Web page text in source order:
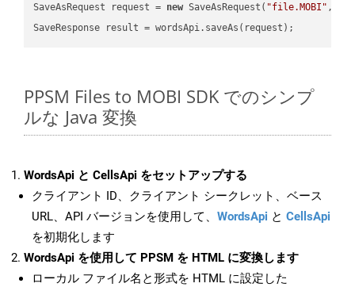
SaveAsRequest request = new SaveAsRequest( "file.MOBI"
PPSM Files to MOBI SDK でのシンプ
ルな Java 変換
WordsApi と CellsApi をセットアップする
クライアント ID、クライアント シークレット、ベース
URL、API バージョンを使用して、 WordsApi と CellsApi
を初期化します
WordsApi を使用して PPSM を HTML に変換します
ローカル ファイル名と形式を HTML に設定した